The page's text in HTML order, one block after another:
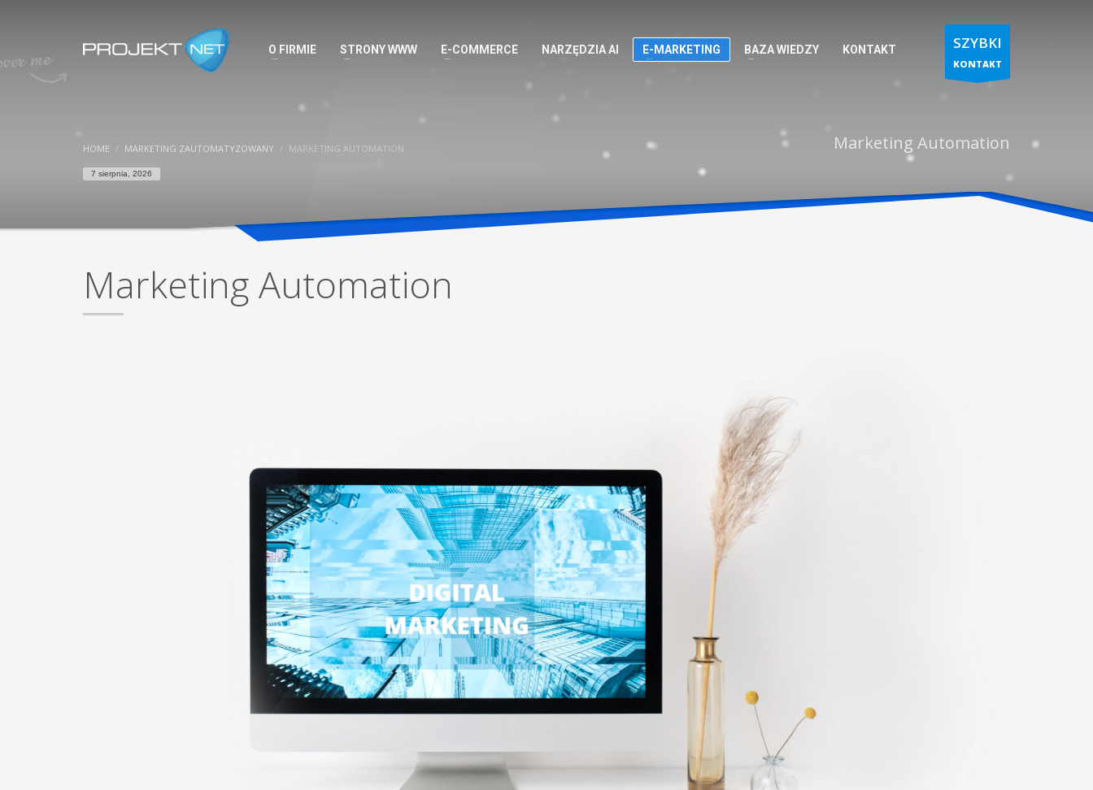
O FIRMIE STRONY WWW E-COMMERCE NARZĘDZIA AI E-MARKETING BAZA WIEDZY KONTAKT SZYBKI
KONTAKT
HOME MARKETING ZAUTOMATYZOWANY MARKETING AUTOMATION
7 sierpnia, 2026
Marketing Automation
Marketing Automation